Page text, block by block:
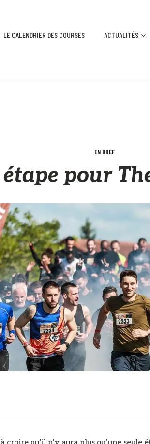
LE CALENDRIER DES COURSES ACTUALITÉS
EN BREF
étape pour